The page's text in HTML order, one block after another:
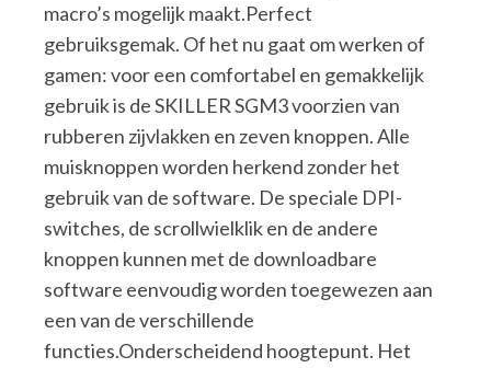
macro’s mogelijk maakt.Perfect
gebruiksgemak. Of het nu gaat om werken of
gamen: voor een comfortabel en gemakkelijk
gebruik is de SKILLER SGM3 voorzien van
rubberen zijvlakken en zeven knoppen. Alle
muisknoppen worden herkend zonder het
gebruik van de software. De speciale DPI-
switches, de scrollwielklik en de andere
knoppen kunnen met de downloadbare
software eenvoudig worden toegewezen aan
een van de verschillende
functies.Onderscheidend hoogtepunt. Het